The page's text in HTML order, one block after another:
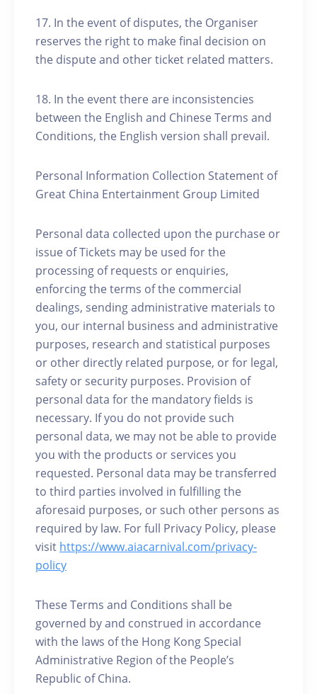
17. In the event of disputes, the Organiser
reserves the right to make final decision on
the dispute and other ticket related matters.
18. In the event there are inconsistencies
between the English and Chinese Terms and
Conditions, the English version shall prevail.
Personal Information Collection Statement of
Great China Entertainment Group Limited
Personal data collected upon the purchase or
issue of Tickets may be used for the
processing of requests or enquiries,
enforcing the terms of the commercial
dealings, sending administrative materials to
you, our internal business and administrative
purposes, research and statistical purposes
or other directly related purpose, or for legal,
safety or security purposes. Provision of
personal data for the mandatory fields is
necessary. If you do not provide such
personal data, we may not be able to provide
you with the products or services you
requested. Personal data may be transferred
to third parties involved in fulfilling the
aforesaid purposes, or such other persons as
required by law. For full Privacy Policy, please
visit https://www.aiacarnival.com/privacy-
policy
These Terms and Conditions shall be
governed by and construed in accordance
with the laws of the Hong Kong Special
Administrative Region of the People’s
Republic of China.